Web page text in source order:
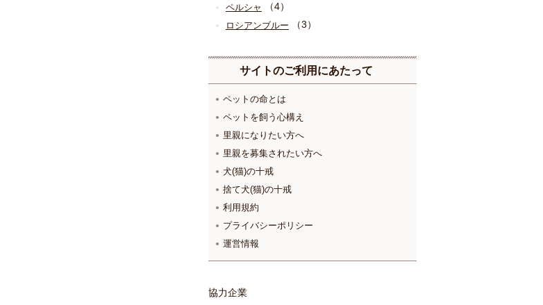
ペルシャ （4）
ロシアンブルー （3）
サイトのご利用にあたって
ペットの命とは
ペットを飼う心構え
里親になりたい方へ
里親を募集されたい方へ
犬(猫)の十戒
捨て犬(猫)の十戒
利用規約
プライバシーポリシー
運営情報
協力企業